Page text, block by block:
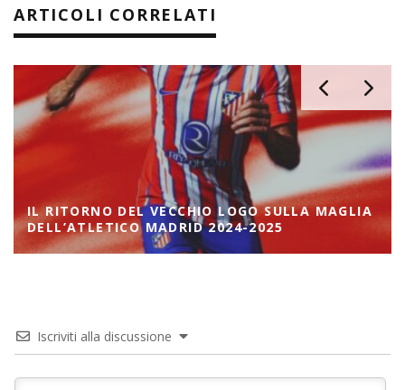
ARTICOLI CORRELATI
IL RITORNO DEL VECCHIO LOGO SULLA MAGLIA
DELL’ATLETICO MADRID 2024-2025
Iscriviti alla discussione